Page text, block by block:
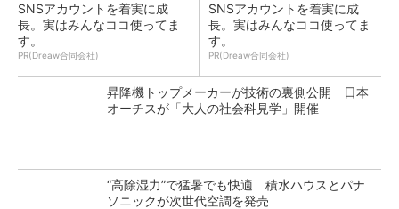
SNSアカウントを着実に成
長。実はみんなココ使ってま
す。
PR(Dreaw合同会社)
SNSアカウントを着実に成
長。実はみんなココ使ってま
す。
PR(Dreaw合同会社)
昇降機トップメーカーが技術の裏側公開 日本
オーチスが「大人の社会科見学」開催
“高除湿力”で猛暑でも快適 積水ハウスとパナ
ソニックが次世代空調を発売